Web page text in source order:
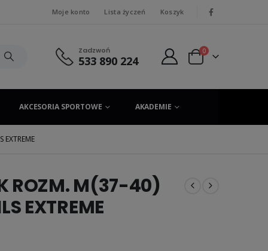
Moje konto Lista życzeń Koszyk
Zadzwoń
533 890 224
0
AKCESORIA SPORTOWE AKADEMIE
ROZM. M(37-40)
EXTREME